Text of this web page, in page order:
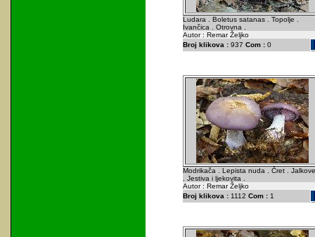
Ludara . Boletus satanas . Topolje .
Ivančica . Otrovna .
Autor : Remar Željko
Broj klikova :937 Com :0
Modrikača . Lepista nuda . Čret .
. Jestiva i ljekovita .
Autor : Remar Željko
Broj klikova :1112 Com :1